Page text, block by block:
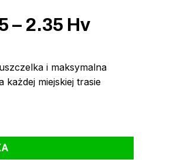
– 2.35 Hv
i maksymalna
każdej miejskiej trasie